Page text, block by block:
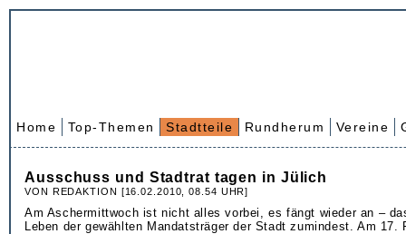
Home Top-Themen Stadtteile Rundherum Vereine
Ausschuss und Stadtrat tagen in Jülich
VON REDAKTION [16.02.2010, 08.54 UHR]
Am Aschermittwoch ist nicht alles vorbei, es fängt wieder an –
Leben der gewählten Mandatsträger der Stadt zumindest. Am